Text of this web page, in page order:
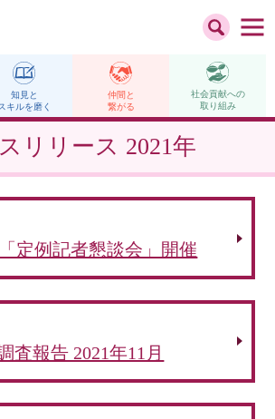
知見と
キルを磨く
仲間と
繋がる
社会貢献への
取り組み
リリース 2021年
定例記者懇談会」開催
査報告 2021年11月